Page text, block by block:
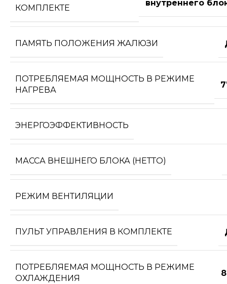
КОМПЛЕКТЕ
внутреннего
ПАМЯТЬ ПОЛОЖЕНИЯ ЖАЛЮЗИ
ПОТРЕБЛЯЕМАЯ МОЩНОСТЬ В РЕЖИМЕ
НАГРЕВА
ЭНЕРГОЭФФЕКТИВНОСТЬ
МАССА ВНЕШНЕГО БЛОКА (НЕТТО)
РЕЖИМ ВЕНТИЛЯЦИИ
ПУЛЬТ УПРАВЛЕНИЯ В КОМПЛЕКТЕ
ПОТРЕБЛЯЕМАЯ МОЩНОСТЬ В РЕЖИМЕ
ОХЛАЖДЕНИЯ